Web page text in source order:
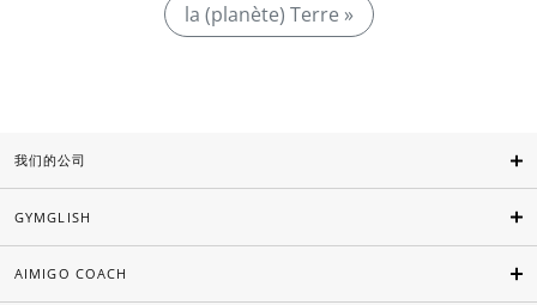
la (planète) Terre »
我们的公司
GYMGLISH
AIMIGO COACH